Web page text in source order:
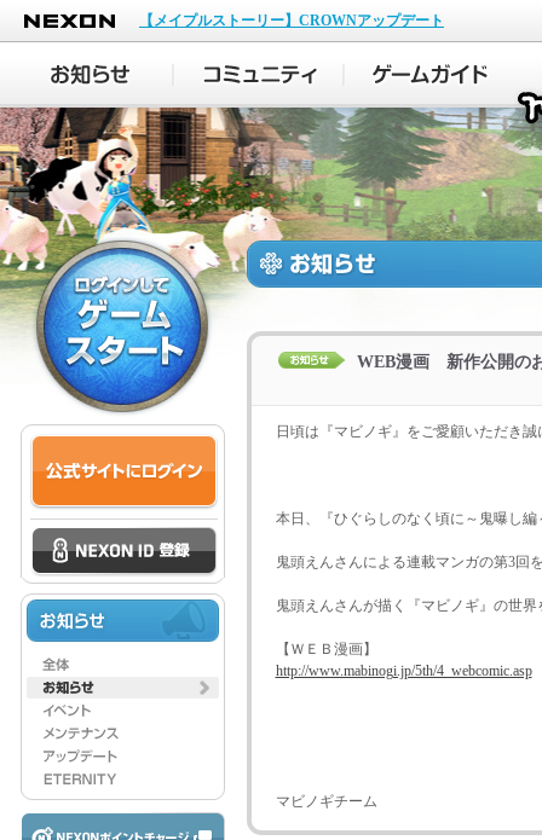
NEXON
【メイプルストーリー】CROWNアップデート
WEB漫画 新作公開の
日頃は『マビノギ』をご愛顧いただき
本日、『ひぐらしのなく頃に～鬼曝し
鬼頭えんさんによる連載マンガの第3回
鬼頭えんさんが描く『マビノギ』の世
【ＷＥＢ漫画】
http://www.mabinogi.jp/5th/4_webcomic.asp
マビノギチーム